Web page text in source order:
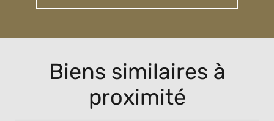
Biens similaires à
proximité